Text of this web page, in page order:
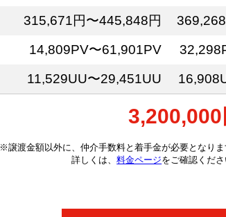
315,671円〜445,848円
14,809PV〜61,901PV
11,529UU〜29,451UU
3,200,000
※譲渡金額以外に、仲介手数料と着手金が必要となりま
詳しくは、料金ページをご確認くださ